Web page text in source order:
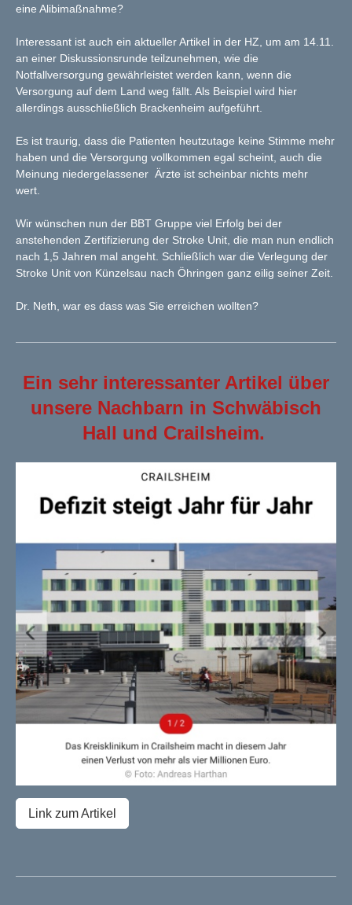
eine Alibimaßnahme?
Interessant ist auch ein aktueller Artikel in der HZ, um am 14.11.
an einer Diskussionsrunde teilzunehmen, wie die
Notfallversorgung gewährleistet werden kann, wenn die
Versorgung auf dem Land weg fällt. Als Beispiel wird hier
allerdings ausschließlich Brackenheim aufgeführt.
Es ist traurig, dass die Patienten heutzutage keine Stimme mehr
haben und die Versorgung vollkommen egal scheint, auch die
Meinung niedergelassener Ärzte ist scheinbar nichts mehr
wert.
Wir wünschen nun der BBT Gruppe viel Erfolg bei der
anstehenden Zertifizierung der Stroke Unit, die man nun endlich
nach 1,5 Jahren mal angeht. Schließlich war die Verlegung der
Stroke Unit von Künzelsau nach Öhringen ganz eilig seiner Zeit.
Dr. Neth, war es dass was Sie erreichen wollten?
Ein sehr interessanter Artikel über
unsere Nachbarn in Schwäbisch
Hall und Crailsheim.
Link zum Artikel